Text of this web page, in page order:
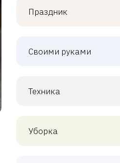
Праздник
Своими руками
Техника
Уборка